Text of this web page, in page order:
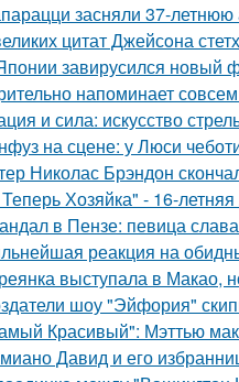
засняли 37-
цитат Джейсoна
завирусился новый
напоминает
и сила: искусство
на сцене: у Люси
Николас Брэндон
Хозяйка" - 16-
в Пензе: певица
реакция на
выступала в Макао,
шоу "Эйфория"
Красивый": Мэттью
Давид и его